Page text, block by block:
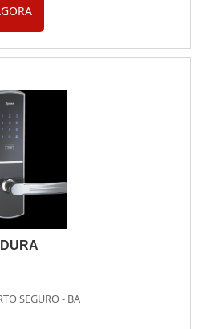
para a todos os
custo x benefício, -
SEGURO - BA